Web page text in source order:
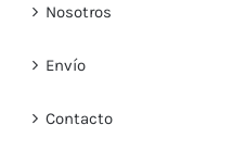
Nosotros
Envío
Contacto